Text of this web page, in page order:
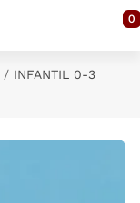
0
INFANTIL 0-3